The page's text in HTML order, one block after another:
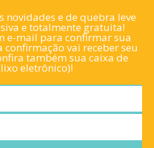
novidades e de quebra leve
e totalmente gratuita!
e-mail para confirmar sua
confirmação vai receber seu
também sua caixa de
eletrônico)!